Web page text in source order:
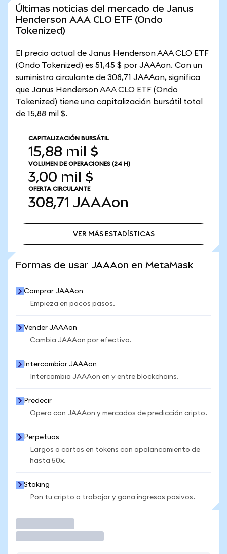
Últimas noticias del mercado de Janus
Henderson AAA CLO ETF (Ondo
Tokenized)
El precio actual de Janus Henderson AAA CLO ETF
(Ondo Tokenized) es 51,45 $ por JAAAon. Con un
suministro circulante de 308,71 JAAAon, significa
que Janus Henderson AAA CLO ETF (Ondo
Tokenized) tiene una capitalización bursátil total
de 15,88 mil $.
CAPITALIZACIÓN BURSÁTIL
15,88 mil $
VOLUMEN DE OPERACIONES (24 H)
3,00 mil $
OFERTA CIRCULANTE
308,71 JAAAon
VER MÁS ESTADÍSTICAS
Formas de usar JAAAon en MetaMask
Comprar JAAAon
Empieza en pocos pasos.
Vender JAAAon
Cambia JAAAon por efectivo.
Intercambiar JAAAon
Intercambia JAAAon en y entre blockchains.
Predecir
Opera con JAAAon y mercados de predicción cripto.
Perpetuos
Largos o cortos en tokens con apalancamiento de
hasta 50x.
Staking
Pon tu cripto a trabajar y gana ingresos pasivos.